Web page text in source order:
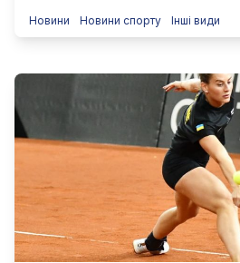
Новини Новини спорту Інші види